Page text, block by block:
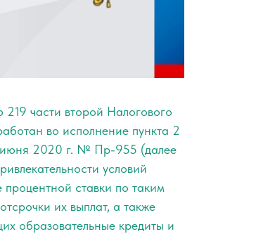
части второй Налогового
во исполнение пункта 2
июня 2020 г. № Пр-955 (далее
условий
ставки по таким
их выплат, а также
образовательные кредиты и